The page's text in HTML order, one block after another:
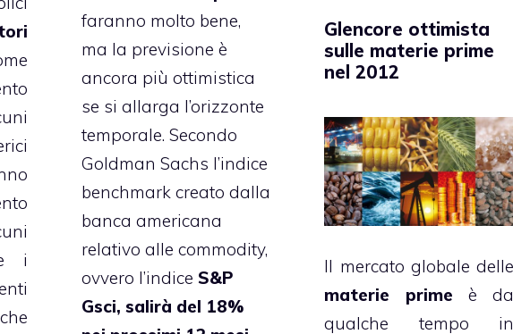
faranno molto bene,
ma la previsione è
ancora più ottimistica
se si allarga l’orizzonte
temporale. Secondo
Goldman Sachs l’indice
benchmark creato dalla
banca americana
relativo alle commodity,
ovvero l’indice S&P
Gsci, salirà del 18%
i
Glencore ottimista
sulle materie prime
nel 2012
Il mercato globale delle
materie prime è da
qualche tempo in